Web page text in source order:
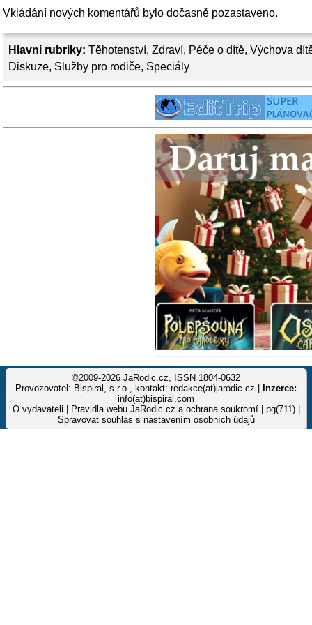
Hlavní rubriky: Těhotenství, Zdraví, Péče o dítě, Výchova
Diskuze, Služby pro rodiče, Speciály
Vkládání nových komentářů bylo dočasně pozastaveno.
©2009-2026 JaRodic.cz, ISSN 1804-0632
Provozovatel: Bispiral, s.r.o., kontakt: redakce(at)jarodic.cz |
Inzerce:
info(at)bispiral.com
O vydavateli
Pravidla webu JaRodic.cz a ochrana soukromí| pg(711) |
Spravovat souhlas s nastavením osobních údajů